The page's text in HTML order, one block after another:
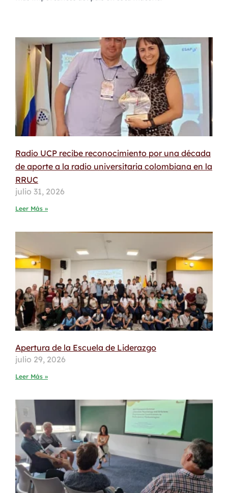
Radio UCP recibe reconocimiento por una década
de aporte a la radio universitaria colombiana en la
RRUC
julio 31, 2026
Leer Más »
Apertura de la Escuela de Liderazgo
julio 29, 2026
Leer Más »